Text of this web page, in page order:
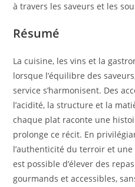
à travers les saveurs et les
Résumé
La cuisine, les vins et la
lorsque l’équilibre des
service s’harmonisent. Des
l’acidité, la structure et la
chaque plat raconte une
prolonge ce récit. En
l’authenticité du terroir et
est possible d’élever des
gourmands et accessibles,